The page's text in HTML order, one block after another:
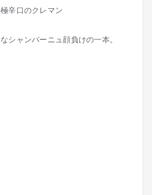
辛口のクレマン
シャンパーニュ顔負けの一本。